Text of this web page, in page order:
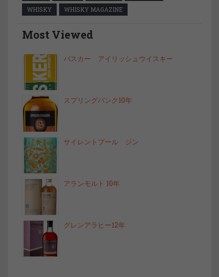
WHISKY
WHISKY MAGAZINE
Most Viewed
バスカー アイリッシュウイスキー
スプリングバンク10年
サイレントプール ジン
アランモルト 10年
グレンアラヒー12年